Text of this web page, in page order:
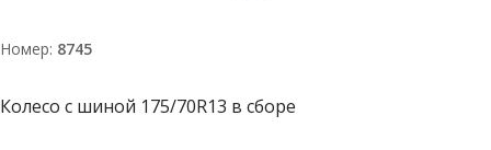
Номер: 8745
Колесо с шиной 175/70R13 в сборе